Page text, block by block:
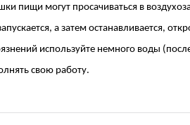
пищи могут просачиваться в
а затем останавливается,
используйте немного воды
свою работу.